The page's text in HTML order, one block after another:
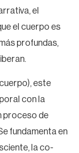
el
el cuerpo es
profundas,
este
con la
proceso de
fundamenta en
la co-